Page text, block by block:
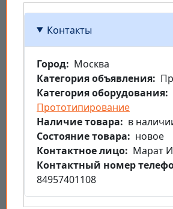
Контакты
Город
Москва
Категория объявления
Категория оборудования
Прототипирование
Наличие товара
в
Состояние товара
новое
Контактное лицо
Марат
Контактный номер
84957401108